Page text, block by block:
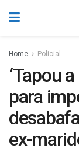
Home Policial
‘Tapou
para
ex-